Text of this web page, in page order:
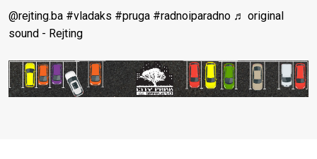
@rejting.ba #vladaks #pruga #radnoiparadno ♬ original
sound - Rejting